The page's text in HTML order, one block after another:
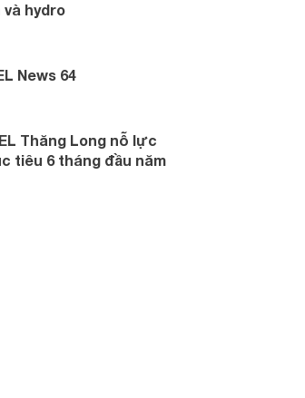
hydro
News 64
Thăng Long nỗ lực
tiêu 6 tháng đầu năm